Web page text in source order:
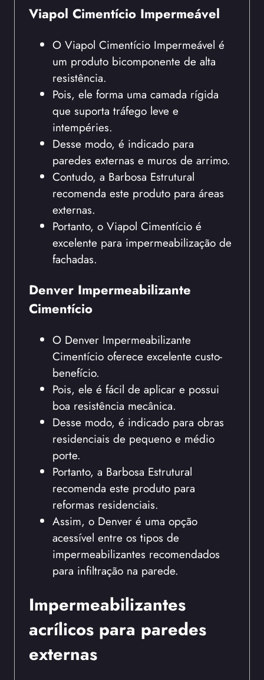
Viapol Cimentício Impermeável
O Viapol Cimentício Impermeável é
um produto bicomponente de alta
resistência.
Pois, ele forma uma camada rígida
que suporta tráfego leve e
intempéries.
Desse modo, é indicado para
paredes externas e muros de arrimo.
Contudo, a Barbosa Estrutural
recomenda este produto para áreas
externas.
Portanto, o Viapol Cimentício é
excelente para impermeabilização de
fachadas.
Denver Impermeabilizante
Cimentício
O Denver Impermeabilizante
Cimentício oferece excelente custo-
benefício.
Pois, ele é fácil de aplicar e possui
boa resistência mecânica.
Desse modo, é indicado para obras
residenciais de pequeno e médio
porte.
Portanto, a Barbosa Estrutural
recomenda este produto para
reformas residenciais.
Assim, o Denver é uma opção
acessível entre os tipos de
impermeabilizantes recomendados
para infiltração na parede.
Impermeabilizantes
acrílicos para paredes
externas